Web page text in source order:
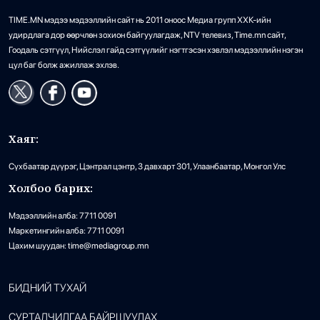
TIME.MN мэдээ мэдээллийн сайт нь 2011 оноос Медиа групп ХХК-ийн
удирдлага дор өөрчлөн зохион байгуулагдаж, NTV телевиз, Time.mn сайт,
Гоодаль сэтгүүл, Нийслэл гайд сэтгүүлийг нэгтгэсэн хэвлэл мэдээллийн нэгэн
цул баг болж ажиллаж эхлэв.
Хаяг:
Сүхбаатар дүүрэг, Цэнтрал цэнтр, 3 давхарт 301, Улаанбаатар, Монгол Улс
Холбоо барих:
Мэдээллийн алба: 7711 0091
Маркетингийн алба: 7711 0091
Цахим шуудан: time@mediagroup.mn
БИДНИЙ ТУХАЙ
СУРТАЛЧИЛГАА БАЙРШУУЛАХ